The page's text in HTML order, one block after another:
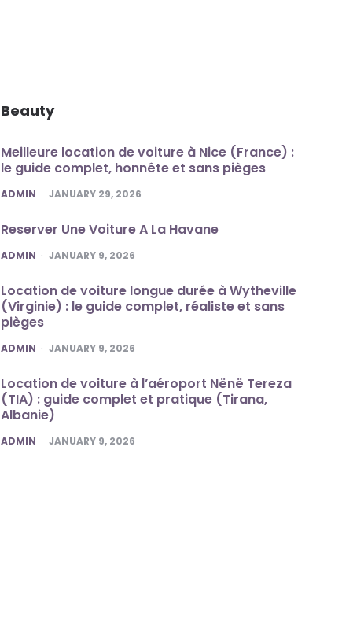
Beauty
Meilleure location de voiture à Nice (France) :
le guide complet, honnête et sans pièges
POSTED
ADMIN JANUARY 29, 2026
Reserver Une Voiture A La Havane
POSTED
ADMIN JANUARY 9, 2026
Location de voiture longue durée à Wytheville
(Virginie) : le guide complet, réaliste et sans
pièges
POSTED
ADMIN JANUARY 9, 2026
Location de voiture à l’aéroport Nënë Tereza
(TIA) : guide complet et pratique (Tirana,
Albanie)
POSTED
ADMIN JANUARY 9, 2026